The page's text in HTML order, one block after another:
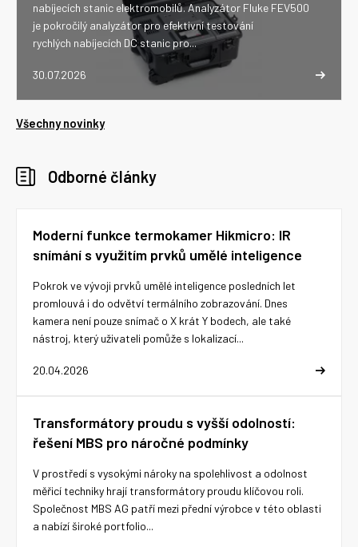
30.07.2026
nabíjecích stanic elektromobilů. Analyzátor Fluke FEV500
je pokročilý analyzátor pro efektivní testování
rychlých nabíjecích DC stanic pro...
Všechny novinky
Odborné články
Moderní funkce termokamer Hikmicro: IR
snímání s využitím prvků umělé inteligence
20.04.2026
Pokrok ve vývoji prvků umělé inteligence posledních let
promlouvá i do odvětví termálního zobrazování. Dnes
kamera není pouze snímač o X krát Y bodech, ale také
nástroj, který uživateli pomůže s lokalizací...
Transformátory proudu s vyšší odolností:
řešení MBS pro náročné podmínky
V prostředí s vysokými nároky na spolehlivost a odolnost
měřicí techniky hrají transformátory proudu klíčovou roli.
Společnost MBS AG patří mezi přední výrobce v této oblasti
a nabízí široké portfolio...